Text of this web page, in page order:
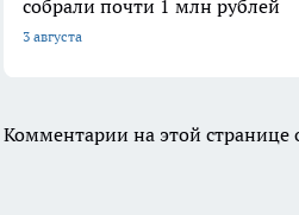
собрали почти 1 млн рублей
3 августа
Комментарии на этой